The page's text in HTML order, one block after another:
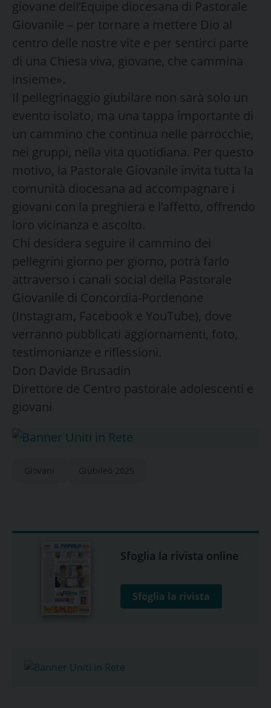
giovane dell’Equipe diocesana di Pastorale
Giovanile – per tornare a mettere Dio al
centro delle nostre vite e per sentirci parte
di una Chiesa viva, giovane, che cammina
insieme».
Il pellegrinaggio giubilare non sarà solo un
evento isolato, ma una tappa importante di
un cammino che continua nelle parrocchie,
nei gruppi, nella vita quotidiana. Per questo
motivo, la Pastorale Giovanile invita tutta la
comunità diocesana ad accompagnare i
giovani con la preghiera e l’affetto, offrendo
loro vicinanza e ascolto.
Chi desidera seguire il cammino dei
pellegrini giorno per giorno, potrà farlo
attraverso i canali social della Pastorale
Giovanile di Concordia-Pordenone
(Instagram, Facebook e YouTube), dove
verranno pubblicati aggiornamenti, foto,
testimonianze e riflessioni.
Don Davide Brusadin
Direttore de Centro pastorale adolescenti e
giovani
Giovani Giubileo 2025
Sfoglia la rivista online
Sfoglia la rivista